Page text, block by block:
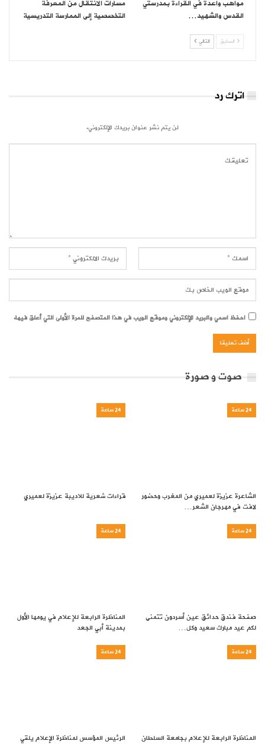
مواهب واعدة في القراءة بمدرستي
القدس والشهيد…
مسارات الانتقال من المعرفة
التخصصية إلى الممارسة التدريسية
السابق التالي
اترك رد
لن يتم نشر عنوان بريدك الإلكتروني.
احفظ اسمي والبريد الإلكتروني وموقع الويب في هذا المتصفح للمرة الأولى التي أعلق فيها.
صوت و صورة
24 ساعة
الشاعرة عزيزة لعميري من المغرب وحضور
لافت في مهرجان الشعر…
24 ساعة
قراءات شعرية للاديبة عزيزة لعميري
24 ساعة
صفحة فندق حدائق عين أسردون تتمنى
لكم عيد مبارك سعيد وكل…
24 ساعة
المناظرة الرابعة للإعلام في يومها الأول
بمدينة أبي الجعد
24 ساعة
المناظرة الرابعة للإعلام بجامعة السلطان
24 ساعة
الرئيس المؤسس لمناظرة الإعلام يلقي